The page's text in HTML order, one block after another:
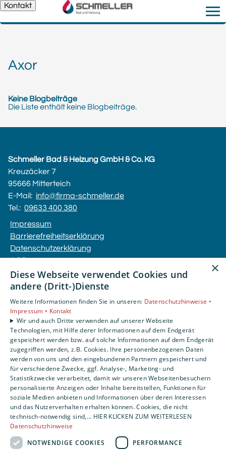
Kontakt
Axor
Keine Blogbeiträge
Die Liste enthält keine Blogbeiträge.
Schmeller Bad & Heizung GmbH & Co. KG
Kreuzäcker 7
95666 Mitterteich
E-Mail: info@firma-schmeller.de
Tel.: 09633 400 380
Impressum
Barrierefreiheitserklärung
Datenschutzerklärung
AGB
Unsere Bereiche
Gewerbekunden
Karriere
Unternehmen
Kontakt
×
Diese Webseite verwendet Cookies und
andere (Dritt-)Dienste
Weitere Informationen finden Sie in unseren: Datenschutzhinweise •
Impressum • Kontakt
Wir und auch Dritte verwenden auf unserer Webseite
Technologien, mit Hilfe derer Informationen auf dem Endgerät
gespeichert werden bzw. auf solche Informationen auf dem Endgerät
zugegriffen werden, z.B. Cookies. Ihre personenbezogenen Daten
werden von uns und den eingebundenen Partnern gespeichert und
für verschiedene Zwecke, ggf. Analyse-, Marketing- und
Statistikzwecke verarbeitet, damit wir unseren Webseitenbesuchern
personalisierte Anzeigen oder Inhalte bereitstellen, Funktionen für
soziale Medien anbieten und Informationen über deren Interessen
und das Nutzerverhalten erhalten können. Cookies, die nicht
technisch-notwendig sind,... HIER KLICKEN ZUM WEITERLESEN
Datenschutzhinweise
NOTWENDIGE COOKIES
PERFORMANCE